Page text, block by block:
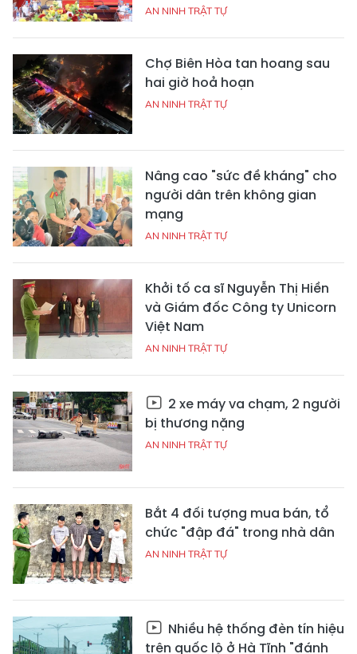
AN NINH TRẬT TỰ
Chợ Biên Hòa tan hoang sau
hai giờ hoả hoạn
AN NINH TRẬT TỰ
Nâng cao "sức đề kháng" cho
người dân trên không gian
mạng
AN NINH TRẬT TỰ
Khởi tố ca sĩ Nguyễn Thị Hiền
và Giám đốc Công ty Unicorn
Việt Nam
AN NINH TRẬT TỰ
2 xe máy va chạm, 2 người
bị thương nặng
AN NINH TRẬT TỰ
Bắt 4 đối tượng mua bán, tổ
chức "đập đá" trong nhà dân
AN NINH TRẬT TỰ
Nhiều hệ thống đèn tín hiệu
trên quốc lộ ở Hà Tĩnh "đánh